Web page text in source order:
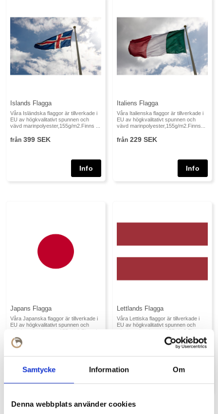
Samtycke Information Om
Denna webbplats använder cookies
Islands Flagga
Våra Isländska flaggor är tillverkade i
EU av högkvalitativt spunnen och
vävd marinpolyester,155g/m2.Finns ...
från 399 SEK
Italiens Flagga
Våra Italienska flaggor är tillverkade i
EU av högkvalitativt spunnen och
vävd marinpolyester,155g/m2.Finns...
från 229 SEK
Japans Flagga
Våra Japanska flaggor är tillverkade i
EU av högkvalitativt spunnen och
vävd marinpolyester,155g/m2.Finns i...
Lettlands Flagga
Våra Lettiska flaggor är tillverkade i
EU av högkvalitativt spunnen och
vävd marinpolyester,155g/m2.Finns